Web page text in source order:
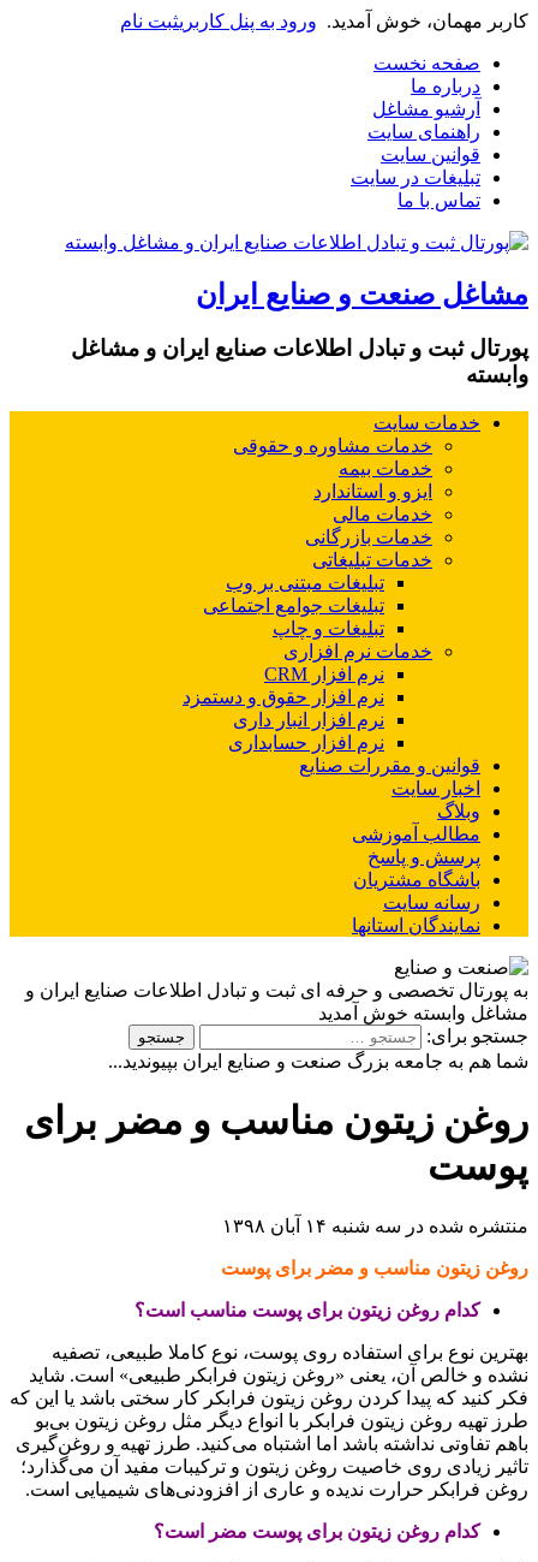
کاربر مهمان، خوش آمدید. ورود به پنل کاربریثبت نام
صفحه نخست
درباره ما
آرشیو مشاغل
راهنمای سایت
قوانین سایت
تبلیغات در سایت
تماس با ما
مشاغل صنعت و صنایع ایران
پورتال ثبت و تبادل اطلاعات صنایع ایران و مشاغل
وابسته
خدمات سایت
خدمات مشاوره و حقوقی
خدمات بیمه
ایزو و استاندارد
خدمات مالی
خدمات بازرگانی
خدمات تبلیغاتی
تبلیغات مبتنی بر وب
تبلیغات جوامع اجتماعی
تبلیغات و چاپ
خدمات نرم افزاری
نرم افزار CRM
نرم افزار حقوق و دستمزد
نرم افزار انبار داری
نرم افزار حسابداری
قوانین و مقررات صنایع
اخبار سایت
وبلاگ
مطالب آموزشی
پرسش و پاسخ
باشگاه مشتریان
رسانه سایت
نمایندگان استانها
به پورتال تخصصی و حرفه ای ثبت و تبادل اطلاعات صنایع ایران و
مشاغل وابسته خوش آمدید
جستجو برای:
شما هم به جامعه بزرگ صنعت و صنایع ایران بپیوندید...
روغن زیتون مناسب و مضر برای
پوست
منتشره شده در سه شنبه ۱۴ آبان ۱۳۹۸
روغن زیتون مناسب و مضر برای پوست
کدام روغن زیتون برای پوست مناسب است؟
بهترین نوع برای استفاده روی پوست، نوع کاملا طبیعی، تصفیه
نشده و خالص آن، یعنی «روغن زیتون فرابکر طبیعی» است. شاید
فکر کنید که پیدا کردن روغن زیتون فرابکر کار سختی باشد یا این که
طرز تهیه روغن زیتون فرابکر با انواع دیگر مثل روغن زیتون بی‌بو
باهم تفاوتی نداشته باشد اما اشتباه می‌کنید. طرز تهیه و روغن‌گیری
تاثیر زیادی روی خاصیت روغن زیتون و ترکیبات مفید آن می‌گذارد؛
روغن فرابکر حرارت ندیده و عاری از افزودنی‌های شیمیایی است.
کدام روغن زیتون برای پوست مضر است؟